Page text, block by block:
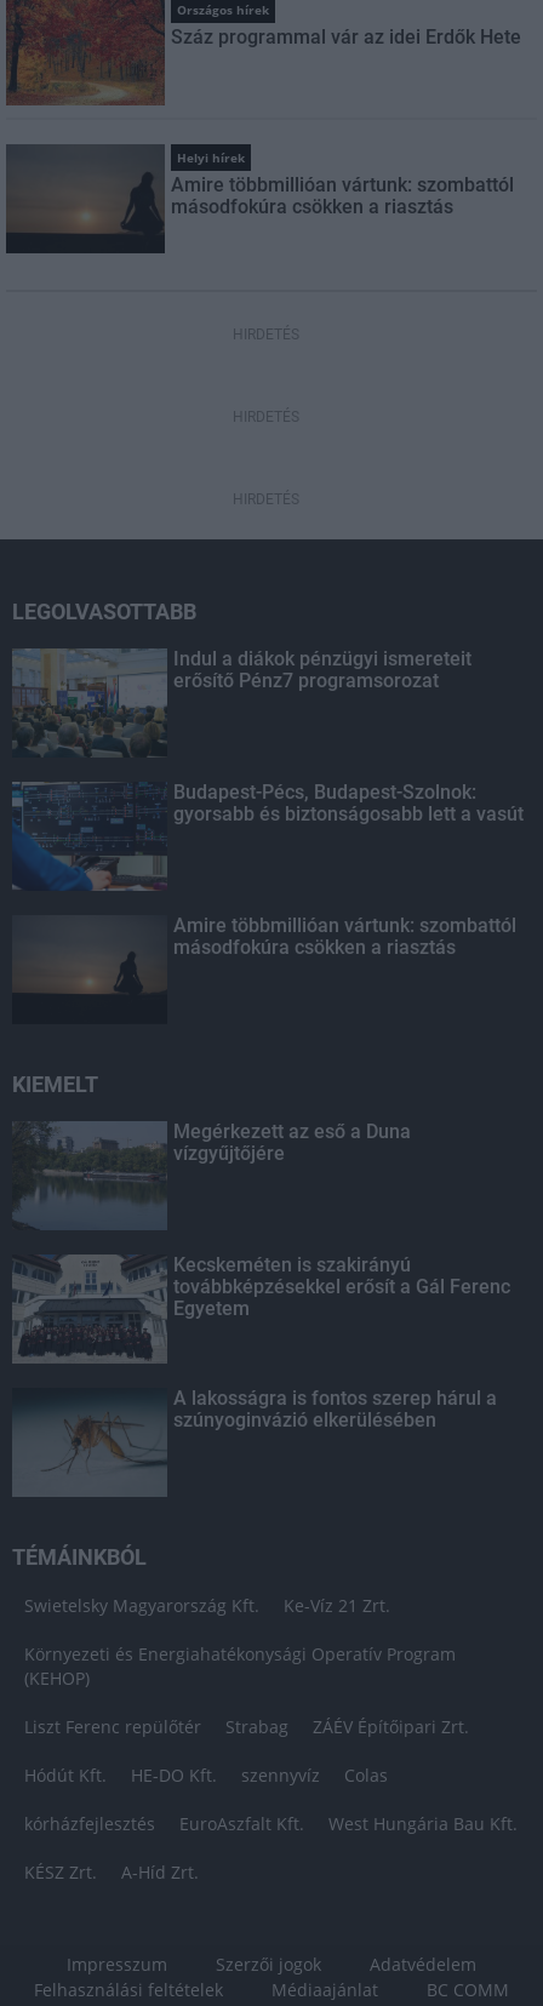
Országos hírek
Száz programmal vár az idei Erdők Hete
Helyi hírek
Amire többmillióan vártunk: szombattól
másodfokúra csökken a riasztás
HIRDETÉS
HIRDETÉS
HIRDETÉS
LEGOLVASOTTABB
Indul a diákok pénzügyi ismereteit
erősítő Pénz7 programsorozat
Budapest-Pécs, Budapest-Szolnok:
gyorsabb és biztonságosabb lett a vasút
Amire többmillióan vártunk: szombattól
másodfokúra csökken a riasztás
KIEMELT
Megérkezett az eső a Duna
vízgyűjtőjére
Kecskeméten is szakirányú
továbbképzésekkel erősít a Gál Ferenc
Egyetem
A lakosságra is fontos szerep hárul a
szúnyoginvázió elkerülésében
TÉMÁINKBÓL
Swietelsky Magyarország Kft. Ke-Víz 21 Zrt.
Környezeti és Energiahatékonysági Operatív Program
(KEHOP)
Liszt Ferenc repülőtér Strabag ZÁÉV Építőipari Zrt.
Hódút Kft. HE-DO Kft. szennyvíz Colas
kórházfejlesztés EuroAszfalt Kft. West Hungária Bau Kft.
KÉSZ Zrt. A-Híd Zrt.
Impresszum Szerzői jogok
Adatvédelem
Felhasználási feltételek
Médiaajánlat
BC COMM